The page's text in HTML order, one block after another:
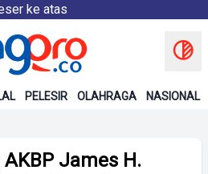
ke atas
PELESIR OLAHRAGA NASIONAL
James H.